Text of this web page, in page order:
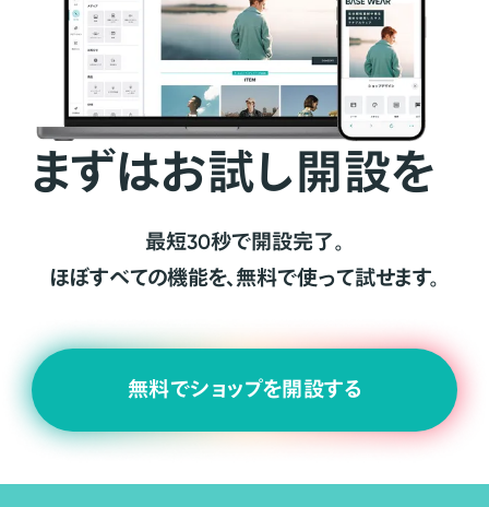
まずはお試し開設を
最短30秒で開設完了。
ほぼすべての機能を、無料で使って試せます。
無料でショップを開設する